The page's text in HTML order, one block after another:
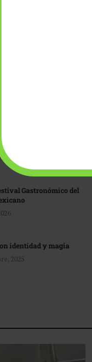
de Pesca
hacia nuevos
Herencia automotriz
Gastronómico del
identidad y magia
2025